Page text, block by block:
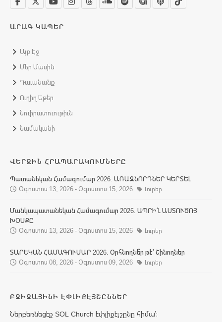
ԱՐԱԳ ԿԱՊԵՐ
Այբ Էջ
Մեր Մասին
Դաւանանք
Ուղիղ Եթեր
Նուիրատուութիւն
Նամականի
ՎԵՐՋԻՆ ՀՐԱՊԱՐԱԿՈՒՄՆԵՐԸ
Պատանեկան Համագումար 2026. ԱՌԱՋՆՈՐԴՆԵՐ ԿԵՐՏԵԼ
Օգոստոս 13, 2026 - Օգոստոս 15, 2026
Լուրեր
Մանկապատանեկան Համագումար 2026. ԱՊՐԻ՛Լ ԱՍՏՈՒԾՈՅ
ԽՕՍՔԸ
Օգոստոս 13, 2026 - Օգոստոս 15, 2026
Լուրեր
ՏԱՐԵԿԱՆ ՀԱՄԱԳՈՒՄԱՐ 2026. Օրհնողնե՞ր թէ՝ Շինողներ
Օգոստոս 08, 2026 - Օգոստոս 09, 2026
Լուրեր
ԲՋԻՋԱՅԻՆԻ ԷՓԼԻՔԷՅՇԸՆՆԵՐ
Ներբեռնեցէք SOL Church էփլիքէյշընը հիմա՛։